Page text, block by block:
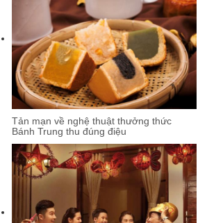
Tản mạn về nghệ thuật thưởng thức
Bánh Trung thu đúng điệu